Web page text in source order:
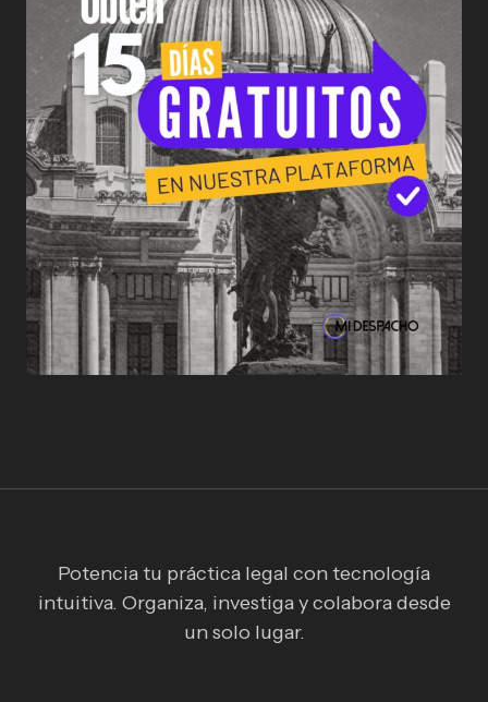
Potencia tu práctica legal con tecnología
intuitiva. Organiza, investiga y colabora desde
un solo lugar.